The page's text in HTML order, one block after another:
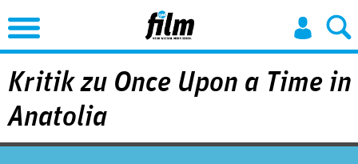
Jump to Navigation
Kritik zu Once Upon a Time in
Anatolia